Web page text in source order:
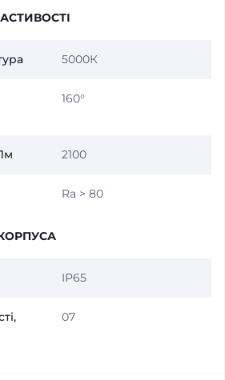
5000К
160°
2100
Ra > 80
IP65
07